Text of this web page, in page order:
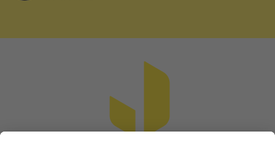
Welche Motorstärke benötige ich?
Die Zugkraft des Motors muss ausreichen, um das Gewicht der
Rollladenlamellen beim Hoch- und Runterfahren zu bewegen. Um
die für dich passende Zugkraft zu bestimmen, gehe wie folgt vor: